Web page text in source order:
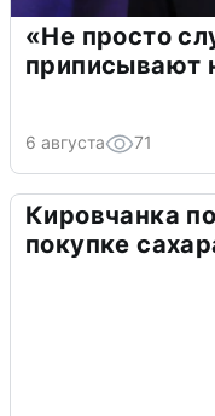
«Не просто
приписывают
6 августа 71
Кировчанка
покупке